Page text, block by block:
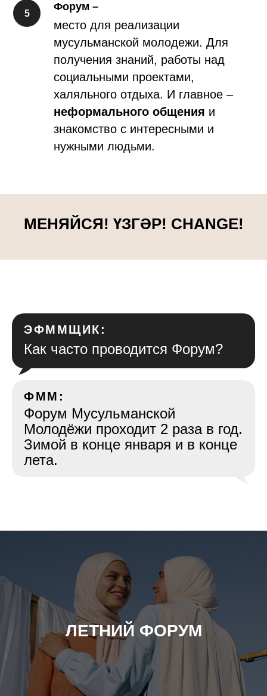
Форум –
место для реализации
мусульманской молодежи. Для
получения знаний, работы над
социальными проектами,
халяльного отдыха. И главное –
неформального общения и
знакомство с интересными и
нужными людьми.
МЕНЯЙСЯ! ҮЗГӘР! CHANGE!
ЭФММЩИК:
Как часто проводится Форум?
ФММ:
Форум Мусульманской
Молодёжи проходит 2 раза в год.
Зимой в конце января и в конце
лета.
ЛЕТНИЙ ФОРУМ